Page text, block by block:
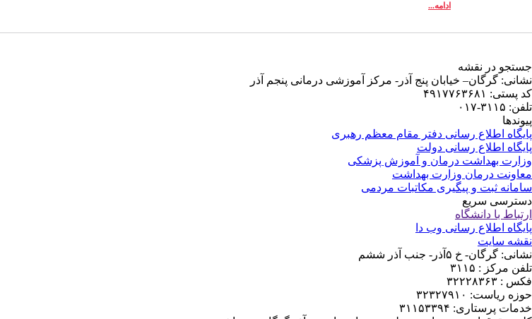
ادامه...
جستجو در نقشه
نشانی: گرگان– خیابان پنج آذر- مرکز آموزشی درمانی پنجم آذر
کد پستی: ۴۹۱۷۷۶۳۶۸۱
تلفن: ۳۱۱۵-۰۱۷
پیوندها
پایگاه اطلاع رسانی دفتر مقام معظم رهبری
پایگاه اطلاع رسانی دولت
وزارت بهداشت درمان و آموزش پزشکی
معاونت درمان وزارت بهداشت
سامانه ثبت و پیگیری مکاتبات مردمی
دسترسی سریع
ارتباط با دانشگاه
پایگاه اطلاع رسانی وب دا
نقشه سایت
نشانی: گرگان- خ ۵آذر- جنب آذر ششم
تلفن مرکز : ۳۱۱۵
فکس : ۳۲۲۲۸۳۶۳
حوزه ریاست: ۳۲۳۲۷۹۱۰
خدمات پرستاری: ۳۱۱۵۳۳۹۴